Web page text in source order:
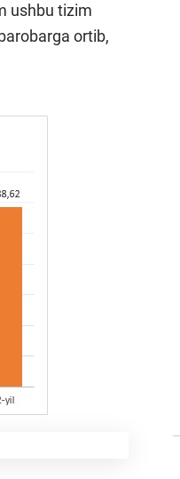
ushbu tizim
ortib,